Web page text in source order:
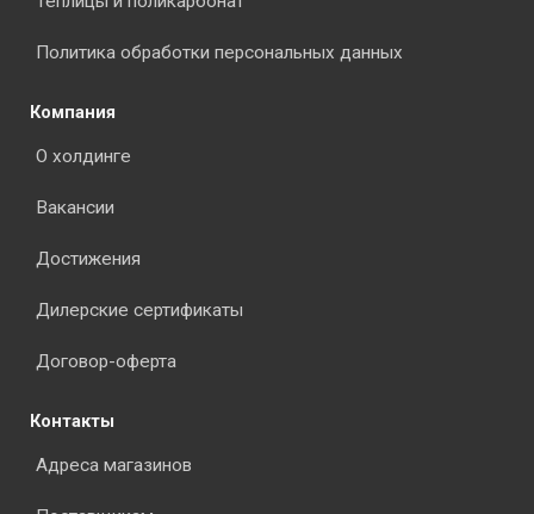
Политика обработки персональных данных
Компания
О холдинге
Вакансии
Достижения
Дилерские сертификаты
Договор-оферта
Контакты
Адреса магазинов